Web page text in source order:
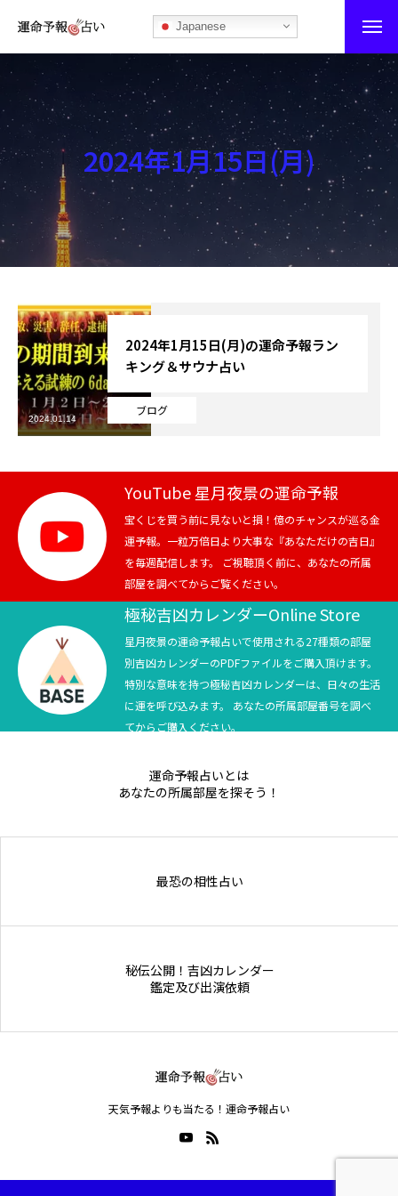
Japanese
運命予報占い
運命予報占いとは
あなたの所属部屋を探そう！
最恐の相性占い
秘伝公開！吉凶カレンダー
ブログ
お知らせ
芸能界
テニス
スポーツ
競馬
テニス四大大会・五輪
テニス四大大会・五輪
2024年1月15日(月)
ブログ
2024年1月15日(月)の運命予報ラン
キング＆サウナ占い
2024.01.14
YouTube 星月夜景の運命予報
宝くじを買う前に見ないと損！億のチャンスが巡る金
運予報。一粒万倍日より大事な『あなただけの吉日』
を毎週配信します。 ご視聴頂く前に、あなたの所属
部屋を調べてからご覧ください。
極秘吉凶カレンダーOnline Store
星月夜景の運命予報占いで使用される27種類の部屋
別吉凶カレンダーのPDFファイルをご購入頂けます。
特別な意味を持つ極秘吉凶カレンダーは、日々の生活
に運を呼び込みます。 あなたの所属部屋番号を調べ
てからご購入ください。
運命予報占いとは
あなたの所属部屋を探そう！
最恐の相性占い
秘伝公開！吉凶カレンダー
鑑定及び出演依頼
天気予報よりも当たる！運命予報占い